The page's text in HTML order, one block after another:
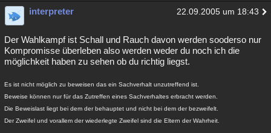
interpreter 22.09.2005 um 18:43
Der Wahlkampf ist Schall und Rauch davon werden sooderso nur
Kompromisse überleben also werden weder du noch ich die
möglichkeit haben zu sehen ob du richtig liegst.
Es ist nicht möglich zu beweisen das ein Sachverhalt unzutreffend ist.
Beweise können nur für das Zutreffen eines Sachverhaltes erbracht werden.
Die Beweislast liegt bei dem der behauptet und nicht bei dem der bezweifelt.
Der Zweifel und vorallem der wiederlegte Zweifel sind die Eltern der Wahrheit.